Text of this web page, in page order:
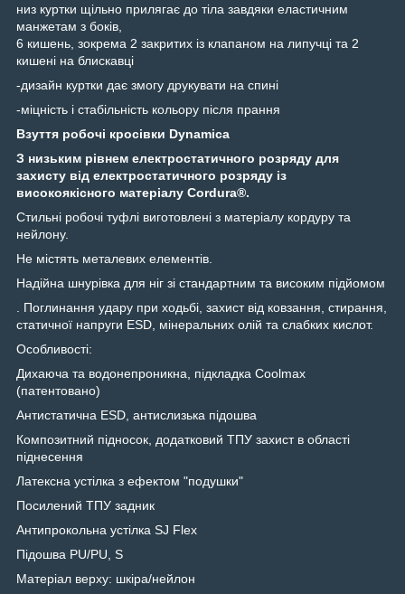
низ куртки щільно прилягає до тіла завдяки еластичним
манжетам з боків,
6 кишень, зокрема 2 закритих із клапаном на липучці та 2
кишені на блискавці
-дизайн куртки дає змогу друкувати на спині
-міцність і стабільність кольору після прання
Взуття робочі кросівки Dynamica
З низьким рівнем електростатичного розряду для
захисту від електростатичного розряду із
високоякісного матеріалу Cordura®.
Стильні робочі туфлі виготовлені з матеріалу кордуру та
нейлону.
Не містять металевих елементів.
Надійна шнурівка для ніг зі стандартним та високим підйомом
. Поглинання удару при ходьбі, захист від ковзання, стирання,
статичної напруги ESD, мінеральних олій та слабких кислот.
Особливості:
Дихаюча та водонепроникна, підкладка Coolmax
(патентовано)
Антистатична ESD, антислизька підошва
Композитний підносок, додатковий ТПУ захист в області
піднесення
Латексна устілка з ефектом "подушки"
Посилений ТПУ задник
Антипрокольна устілка SJ Flex
Підошва PU/PU, S
Матеріал верху: шкіра/нейлон